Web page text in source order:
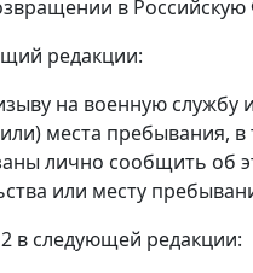
в
редакции:
на военную
места пребывания,
лично сообщить
или месту
в следующей редакции: